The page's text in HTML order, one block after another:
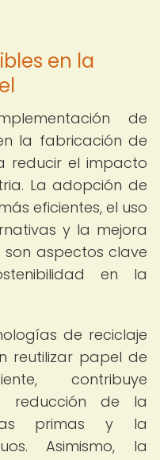
en la
de
la fabricación de
reducir el impacto
La adopción de
eficientes, el uso
y la mejora
aspectos clave
en la
de reciclaje
reutilizar papel de
contribuye
reducción de la
primas y la
Asimismo, la